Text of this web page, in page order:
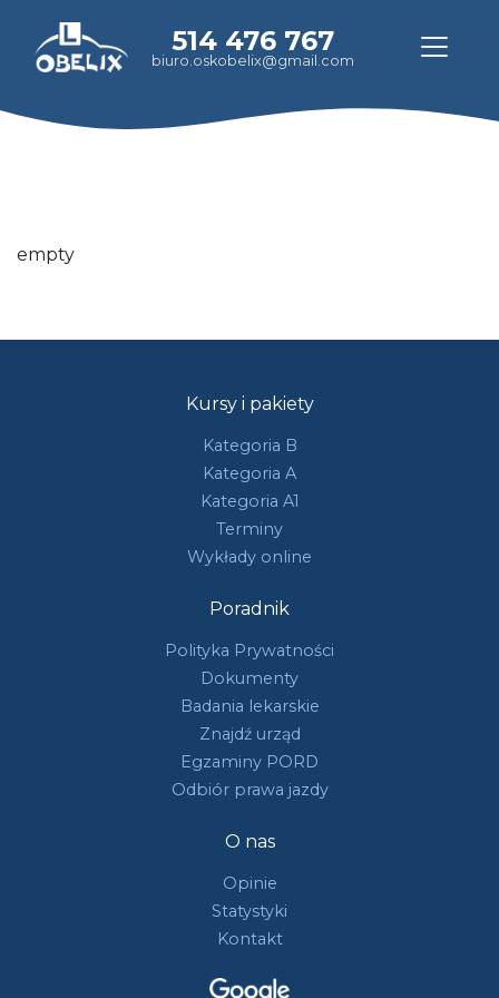
514 476 767
biuro.oskobelix@gmail.com
empty
Kursy i pakiety
Kategoria B
Kategoria A
Kategoria A1
Terminy
Wykłady online
Poradnik
Polityka Prywatności
Dokumenty
Badania lekarskie
Znajdź urząd
Egzaminy PORD
Odbiór prawa jazdy
O nas
Opinie
Statystyki
Kontakt